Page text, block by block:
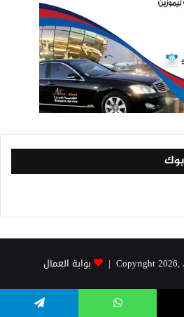
بوابة العمال